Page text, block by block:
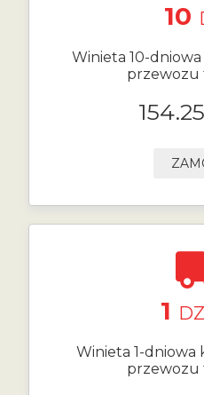
10
Winieta 10-
przewozu
1
Winieta 1-dniowa
przewozu